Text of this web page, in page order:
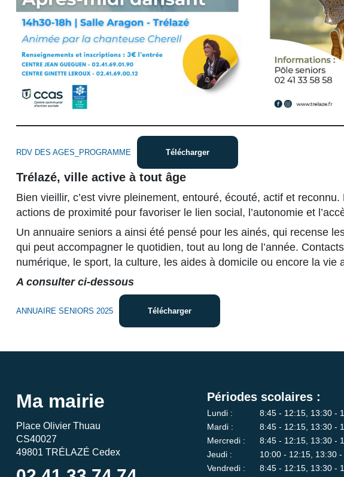
RDV DES AGES_PROGRAMME Télécharger
Trélazé, ville active à tout âge
Bien vieillir, c’est vivre pleinement, entouré, écouté, actif et
actions de proximité pour favoriser le lien social, l’autonomie et
Un annuaire seniors a ainsi été pensé pour les ainés, qui recense
qui peut accompagner le quotidien, tout au long de l’année.
numérique, le sport, la culture, les aides à domicile ou encore la vie
A consulter ci-dessous
ANNUAIRE SENIORS 2025 Télécharger
Ma mairie
Place Olivier Thuau
CS40027
49801 TRÉLAZÉ Cedex
Périodes scolaires :
Lundi :
8:45 - 12:15, 13:30 -
Mardi :
8:45 - 12:15, 13:30 -
Mercredi :
8:45 - 12:15, 13:30 -
Jeudi :
10:00 - 12:15, 13:30 -
Vendredi :
8:45 - 12:15, 13:30 -